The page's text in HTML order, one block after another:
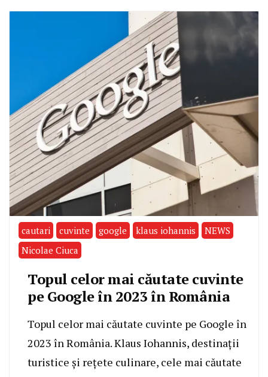
cautari cuvinte google klaus iohannis
NEWS
Nicolae Ciuca
Topul celor mai căutate cuvinte
pe Google în 2023 în România
Topul celor mai căutate cuvinte pe Google în
2023 în România. Klaus Iohannis, destinații
turistice și rețete culinare, cele mai căutate